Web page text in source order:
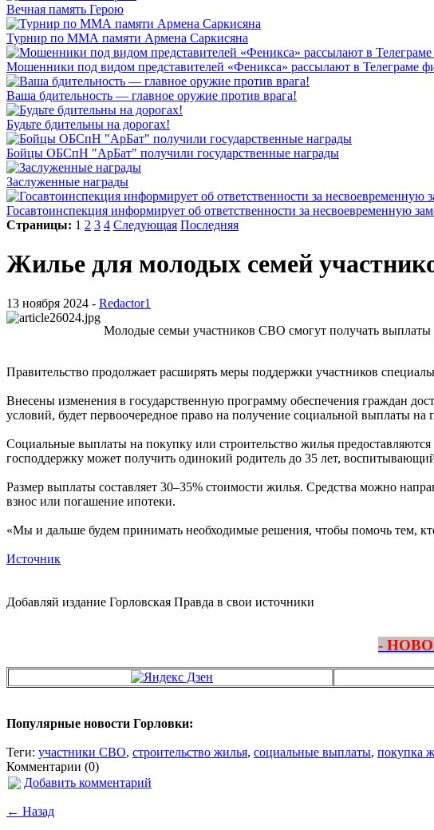
Вечная память Герою
Турнир по ММА памяти Армена Саркисяна
Мошенники под видом представителей «Феникса» рассылают в Телеграме
Ваша бдительность — главное оружие против врага!
Будьте бдительны на дорогах!
Бойцы ОБСпН "АрБат" получили государственные награды
Заслуженные награды
Госавтоинспекция информирует об ответственности за несвоевременную
Страницы: 1 2 3 4 Следующая Последняя
Жилье для молодых семей
13 ноября 2024 - Redactor1
Молодые семьи участников СВО смогут получать выплаты
Правительство продолжает расширять меры поддержки участников
Внесены изменения в государственную программу обеспечения граждан
условий, будет первоочередное право на получение социальной выплаты
Социальные выплаты на покупку или строительство жилья
господдержку может получить одинокий родитель до 35 лет,
Размер выплаты составляет 30–35% стоимости жилья. Средства можно
взнос или погашение ипотеки.
«Мы и дальше будем принимать необходимые решения, чтобы помочь тем,
Источник
Добавляй издание Горловская Правда в свои источники
-
Популярные новости Горловки:
Теги: участники СВО, строительство жилья, социальные выплаты, покупка
Комментарии (0)
Добавить комментарий
← Назад